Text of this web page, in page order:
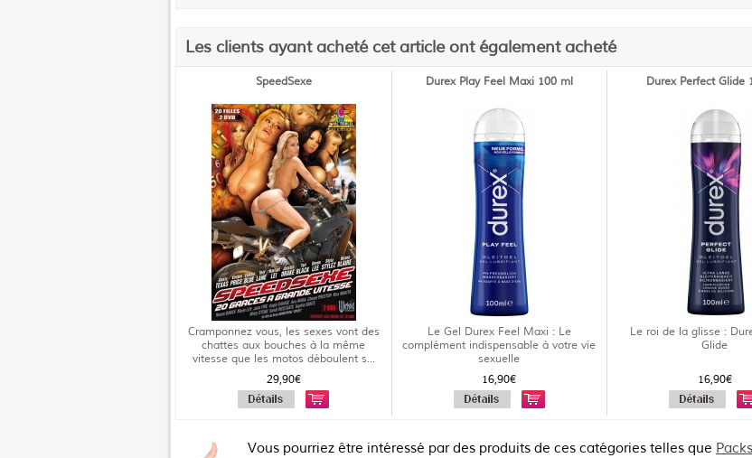
Les clients ayant acheté cet article ont également acheté
SpeedSexe
Cramponnez vous, les sexes vont des
chattes aux bouches à la même
vitesse que les motos déboulent s...
29,90€
Durex Play Feel Maxi 100 ml
Le Gel Durex Feel Maxi : Le
complément indispensable à votre vie
sexuelle
16,90€
Durex Perfect Glide
Le roi de la glisse :
Glide
16,90€
Vous pourriez être intéressé par des produits de ces catégories telles que